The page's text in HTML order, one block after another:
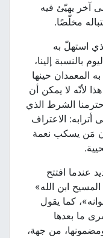
يهيّئ فيه
مخلّصًا.
استهلّ به
بالنسبة إلينا،
حينها
لأنّه لا يمكن أن
الشرط الذي
الاعتراف
مَن يسكب نعمة
افتتح
ابن الله»
كما يقول
ما بعدها
من جهة،